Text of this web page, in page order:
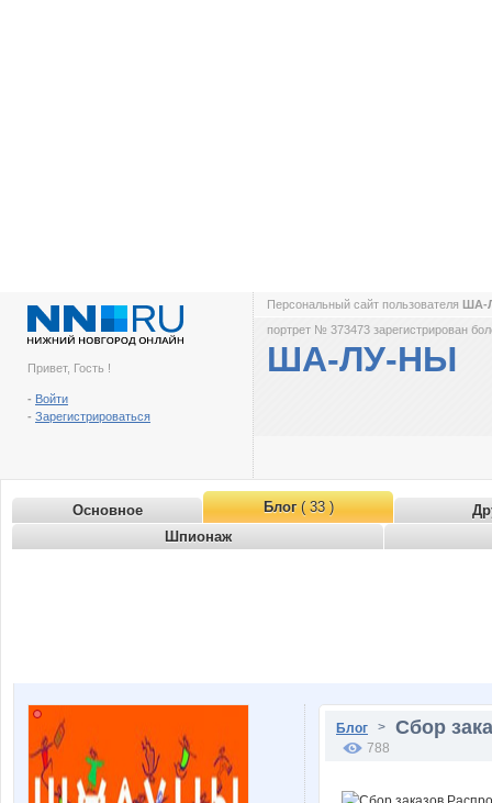
Привет, Гость !
- Войти
- Зарегистрироваться
Персональный сайт пользователя ША-
портрет № 373473 зарегистрирован
ША-ЛУ-НЫ
Основное Блог( 33 )
Шпионаж
Блог > Сбор
788